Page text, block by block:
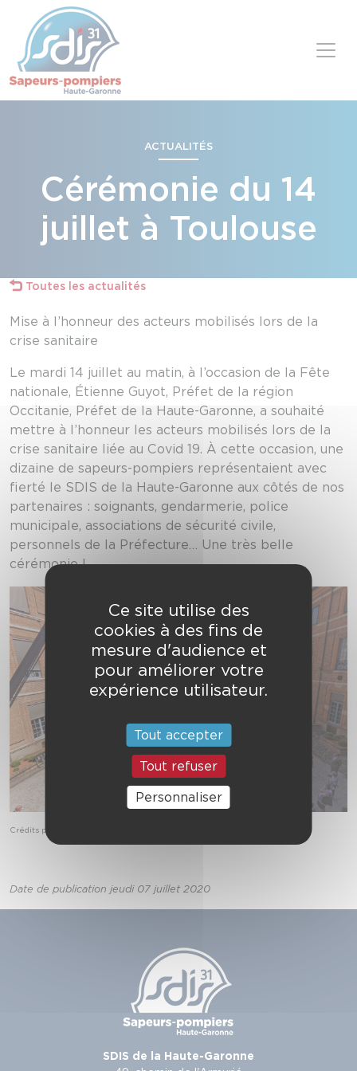
ACTUALITÉS
Cérémonie du 14
juillet à Toulouse
Toutes les actualités
Mise à l’honneur des acteurs mobilisés lors de la
crise sanitaire
Le mardi 14 juillet au matin, à l’occasion de la Fête
nationale, Étienne Guyot, Préfet de la région
Occitanie, Préfet de la Haute-Garonne, a souhaité
mettre à l’honneur les acteurs mobilisés lors de la
crise sanitaire liée au Covid 19. À cette occasion, une
dizaine de sapeurs-pompiers représentaient avec
fierté le SDIS de la Haute-Garonne aux côtés de nos
partenaires : soignants, gendarmerie, police
municipale, associations de sécurité civile,
personnels de la Préfecture… Une très belle
cérémonie !
Crédits photos SDIS 31 / Xavier Rivière
Date de publication jeudi 07 juillet 2020
SDIS de la Haute-Garonne
Panneau de gestion des cookies
Ce site utilise des
cookies à des fins de
mesure d'audience et
pour améliorer votre
expérience utilisateur.
Tout accepter
Tout refuser
Personnaliser